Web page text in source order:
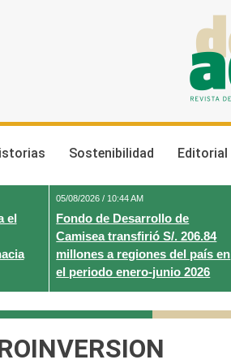
Sostenibilidad Editorial
el
05/08/2026 / 10:44 AM
Fondo de Desarrollo de
Camisea transfirió S/. 206.84
millones a regiones del país en
el periodo enero-junio 2026